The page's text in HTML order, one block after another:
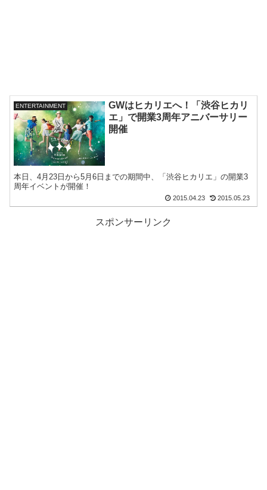
ENTERTAINMENT
GWはヒカリエへ！「渋谷ヒカリ
エ」で開業3周年アニバーサリー
開催
本日、4月23日から5月6日までの期間中、「渋谷ヒカリエ」の開業3
周年イベントが開催！
2015.04.23 2015.05.23
スポンサーリンク